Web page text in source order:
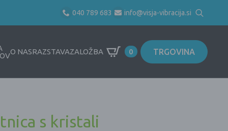
040 789 683 info@visja-vibracija.si
Search
for:
O NASRAZSTAVAZALOŽBA 0 TRGOVINA
s kristali